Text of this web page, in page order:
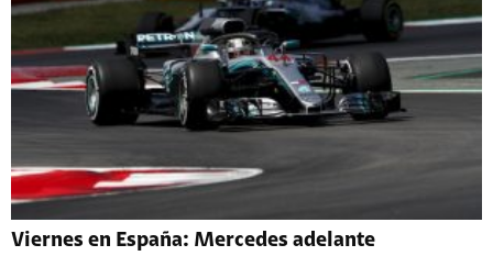
Viernes en España: Mercedes adelante